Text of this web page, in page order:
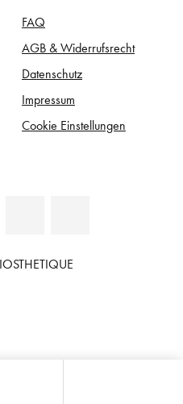
FAQ
AGB & Widerrufsrecht
Datenschutz
Impressum
Cookie Einstellungen